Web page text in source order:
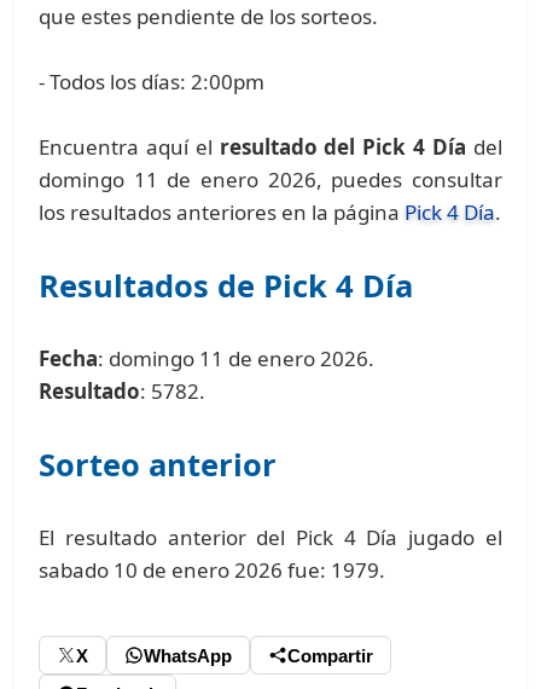
que estes pendiente de los sorteos.
- Todos los días: 2:00pm
Encuentra aquí el resultado del Pick 4 Día del
domingo 11 de enero 2026, puedes consultar
los resultados anteriores en la página Pick 4 Día.
Resultados de Pick 4 Día
Fecha: domingo 11 de enero 2026.
Resultado: 5782.
Sorteo anterior
El resultado anterior del Pick 4 Día jugado el
sabado 10 de enero 2026 fue: 1979.
X WhatsApp
Compartir